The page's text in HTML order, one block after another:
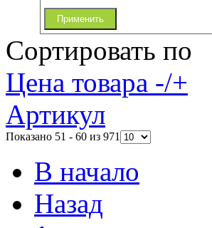
Применить
Сортировать по
Цена товара -/+
Артикул
Показано 51 - 60 из 971
В начало
Назад